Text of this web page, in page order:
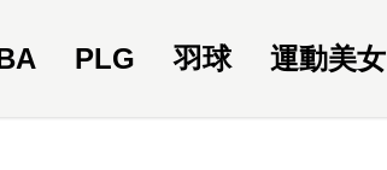
PLG 羽球 運動美女